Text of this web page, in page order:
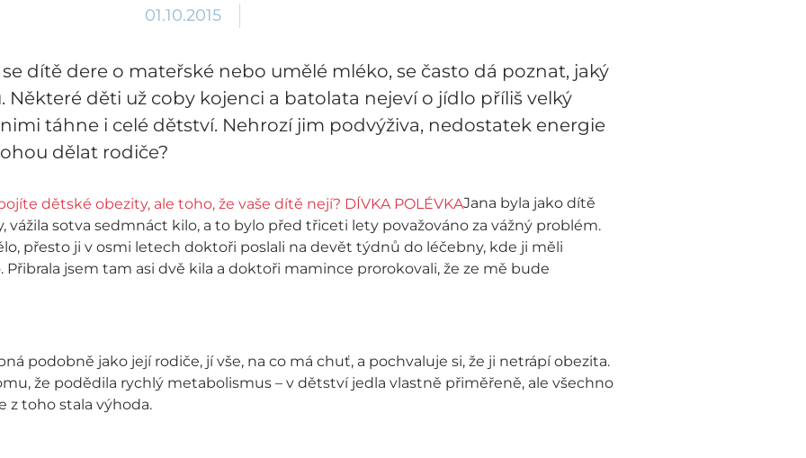
01.10.2015
dítě dere o mateřské nebo umělé mléko, se často dá poznat, jaký
děti už coby kojenci a batolata nejeví o jídlo příliš velký
táhne i celé dětství. Nehrozí jim podvýživa, nedostatek energie
dělat rodiče?
Jana byla jako dítě
vážila sotva sedmnáct kilo, a to bylo před třiceti lety považováno za vážný problém.
přesto ji v osmi letech doktoři poslali na devět týdnů do léčebny, kde ji měli
Přibrala jsem tam asi dvě kila a doktoři mamince prorokovali, že ze mě bude
podobně jako její rodiče, jí vše, na co má chuť, a pochvaluje si, že ji netrápí obezita.
že podědila rychlý metabolismus – v dětství jedla vlastně přiměřeně, ale všechno
z toho stala výhoda.